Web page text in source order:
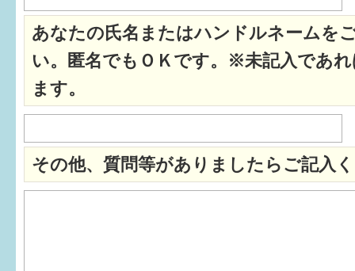
あなたの氏名またはハンドルネームを
い。匿名でもＯＫです。※未記入であ
ます。
その他、質問等がありましたらご記入